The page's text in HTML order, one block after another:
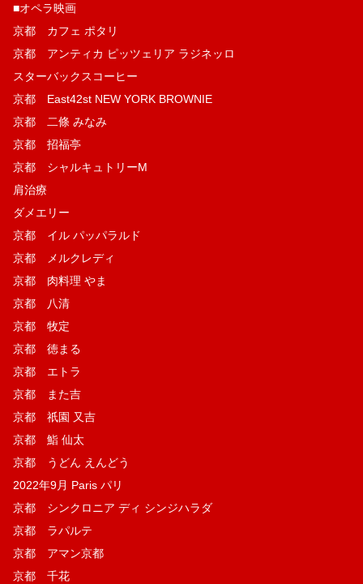
■オペラ映画
京都 カフェ ポタリ
京都 アンティカ ピッツェリア ラジネッロ
スターバックスコーヒー
京都 East42st NEW YORK BROWNIE
京都 二條 みなみ
京都 招福亭
京都 シャルキュトリーM
肩治療
ダメエリー
京都 イル パッパラルド
京都 メルクレディ
京都 肉料理 やま
京都 八清
京都 牧定
京都 徳まる
京都 エトラ
京都 また吉
京都 祇園 又吉
京都 鮨 仙太
京都 うどん えんどう
2022年9月 Paris パリ
京都 シンクロニア ディ シンジハラダ
京都 ラパルテ
京都 アマン京都
京都 千花